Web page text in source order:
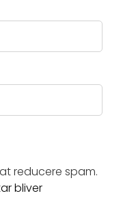
reducere spam.
bliver